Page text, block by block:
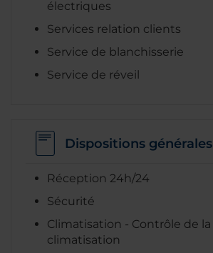
électriques
Services relation clients
Service de blanchisserie
Service de réveil
Dispositions générales
Réception 24h/24
Sécurité
Climatisation - Contrôle de la
climatisation